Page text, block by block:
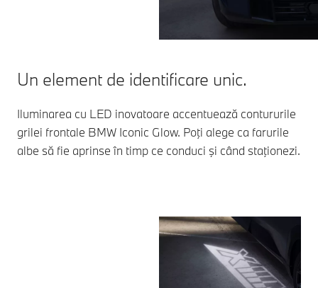
Un element de identificare unic.
Iluminarea cu LED inovatoare accentuează contururile
grilei frontale BMW Iconic Glow. Poţi alege ca farurile
albe să fie aprinse în timp ce conduci şi când staţionezi.